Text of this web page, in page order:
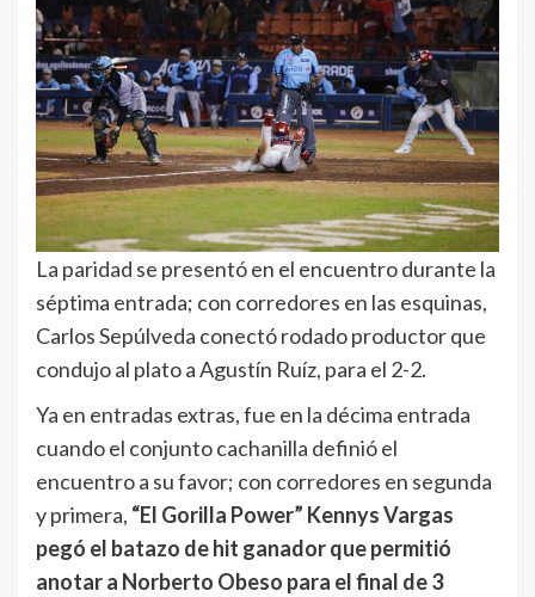
La paridad se presentó en el encuentro durante la
séptima entrada; con corredores en las esquinas,
Carlos Sepúlveda conectó rodado productor que
condujo al plato a Agustín Ruíz, para el 2-2.
Ya en entradas extras, fue en la décima entrada
cuando el conjunto cachanilla definió el
encuentro a su favor; con corredores en segunda
y primera, “El Gorilla Power” Kennys Vargas
pegó el batazo de hit ganador que permitió
anotar a Norberto Obeso para el final de 3